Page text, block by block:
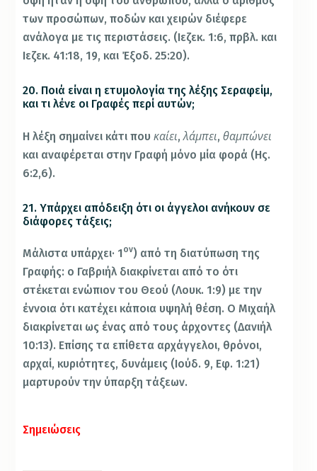
των προσώπων, ποδών και χειρών διέφερε
ανάλογα με τις περιστάσεις. (Ιεζεκ. 1:6, πρβλ. και
Ιεζεκ. 41:18, 19, και Έξοδ. 25:20).
20. Ποιά είναι η ετυμολογία της λέξης Σεραφείμ,
και τι λένε οι Γραφές περί αυτών;
Η λέξη σημαίνει κάτι πουκαίει,λάμπει, θαμπώνει
και αναφέρεται στην Γραφή μόνο μία φορά (Ης.
6:2,6).
21. Υπάρχει απόδειξη ότι οι άγγελοι ανήκουν σε
διάφορες τάξεις;
Μάλιστα υπάρχει· 1ον) από τη διατύπωση της
Γραφής: ο Γαβριήλ διακρίνεται από το ότι
στέκεται ενώπιον του Θεού (Λουκ. 1:9) με την
έννοια ότι κατέχει κάποια υψηλή θέση. Ο Μιχαήλ
διακρίνεται ως ένας από τους άρχοντες (Δανιήλ
10:13). Επίσης τα επίθετα αρχάγγελοι, θρόνοι,
αρχαί, κυριότητες, δυνάμεις (Ιούδ. 9, Εφ. 1:21)
μαρτυρούν την ύπαρξη τάξεων.
Σημειώσεις